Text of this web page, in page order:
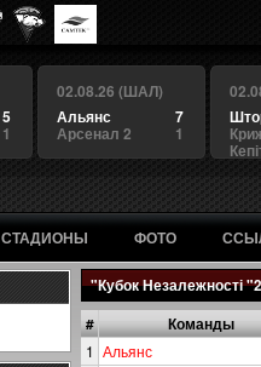
5
1
02.08.26 (ШАЛ)
7
Альянс
1
Арсенал 2
СТАДИОНЫ ФОТО
"Кубок Незалежності
# Команды
1 Альянс